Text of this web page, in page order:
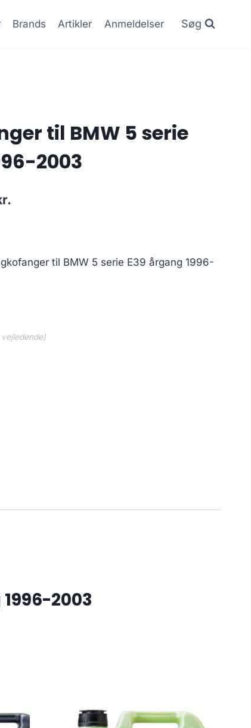
Brands Artikler Anmeldelser Søg
til BMW 5 serie
2003
er:
til BMW 5 serie E39 årgang 1996-
2003